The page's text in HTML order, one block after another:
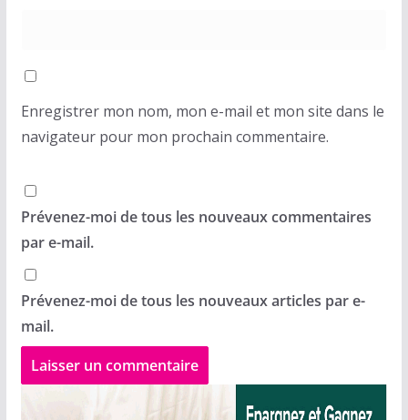
Enregistrer mon nom, mon e-mail et mon site dans le
navigateur pour mon prochain commentaire.
Prévenez-moi de tous les nouveaux commentaires
par e-mail.
Prévenez-moi de tous les nouveaux articles par e-
mail.